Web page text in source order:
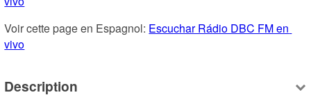
Voir cette page en Espagnol: Escuchar Rádio DBC FM en
vivo
Description